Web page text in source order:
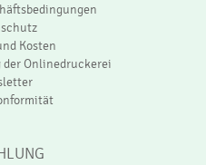
Kosten
Onlinedruckerei